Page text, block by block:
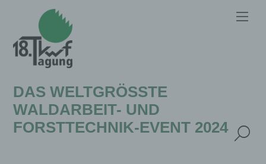
DAS WELTGRÖSSTE W
ALDARBEIT- UND F
ORSTTECHNIK-EVENT 2024